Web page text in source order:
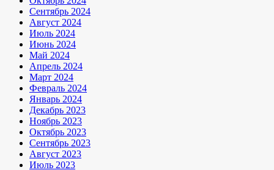
Сентябрь 2024
Август 2024
Июль 2024
Июнь 2024
Май 2024
Апрель 2024
Март 2024
Февраль 2024
Январь 2024
Декабрь 2023
Ноябрь 2023
Октябрь 2023
Сентябрь 2023
Август 2023
Июль 2023